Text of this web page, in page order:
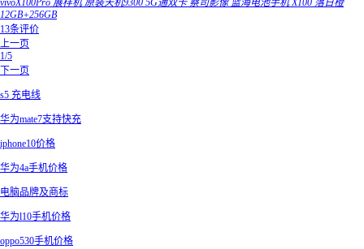
vivoX100Pro 展样机 原装天机9300 5G通双卡 蔡司影像 蓝海电池手机 X100 落日橙
12GB+256GB
13条评价
上一页
1/5
下一页
s5 充电线
华为mate7支持快充
iphone10价格
华为4a手机价格
电脑品牌及商标
华为l10手机价格
oppo530手机价格